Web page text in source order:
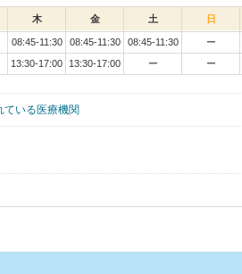
木 金 土 日
08:45-11:30 08:45-11:30 08:45-11:30 ー
13:30-17:00 13:30-17:00 ー ー
ている医療機関